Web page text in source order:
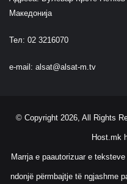
Македонија
Тел: 02 3216070
e-mail: alsat@alsat-m.tv
© Copyright 2026, All Rights
Host.mk
Marrja e paautorizuar e
ndonjë përmbajtje të ngjashme